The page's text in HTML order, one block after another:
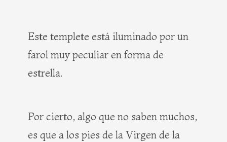
Este templete está iluminado por un
farol muy peculiar en forma de
estrella.
Por cierto, algo que no saben muchos,
es que a los pies de la Virgen de la